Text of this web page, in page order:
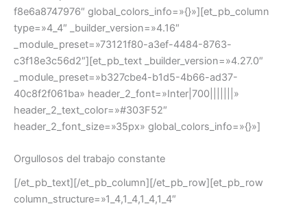
f8e6a8747976″ global_colors_info=»{}»][et_pb_column
type=»4_4″ _builder_version=»4.16″
_module_preset=»73121f80-a3ef-4484-8763-
c3f18e3c56d2″][et_pb_text _builder_version=»4.27.0″
_module_preset=»b327cbe4-b1d5-4b66-ad37-
40c8f2f061ba» header_2_font=»Inter|700|||||||»
header_2_text_color=»#303F52″
header_2_font_size=»35px» global_colors_info=»{}»]
Orgullosos del trabajo constante
[/et_pb_text][/et_pb_column][/et_pb_row][et_pb_row
column_structure=»1_4,1_4,1_4,1_4″